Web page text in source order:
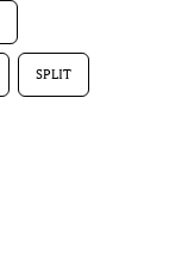
SPLIT